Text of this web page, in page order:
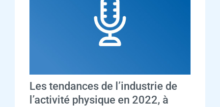
Les tendances de l’industrie de
l’activité physique en 2022, à